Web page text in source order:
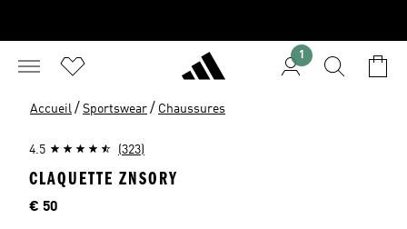
1
Accueil / Sportswear / Chaussures
4.5 (323)
CLAQUETTE ZNSORY
Price
€ 50